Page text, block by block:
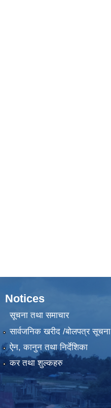
Notices
सूचना तथा समाचार
सार्वजनिक खरीद /बोलपत्र सूचना
ऐन, कानुन तथा निर्देशिका
कर तथा शुल्कहरु